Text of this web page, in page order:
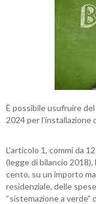
È possibile usufruire
2024 per l’installazione
L’articolo 1, commi da
(legge di bilancio
cento, su un importo
residenziale, delle
“sistemazione a